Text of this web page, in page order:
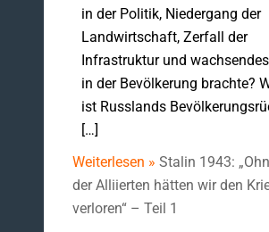
in der Politik, Niedergang der
Landwirtschaft, Zerfall der
Infrastruktur und
in der Bevölkerung brachte?
ist Russlands
[…]
Weiterlesen » Stalin 1943:
der Alliierten hätten wir den
verloren“ – Teil 1